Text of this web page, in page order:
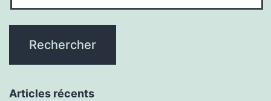
Articles récents